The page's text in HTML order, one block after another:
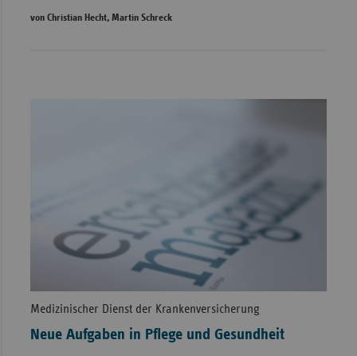
von Christian Hecht, Martin Schreck
Medizinischer Dienst der Krankenversicherung
Neue Aufgaben in Pflege und Gesundheit